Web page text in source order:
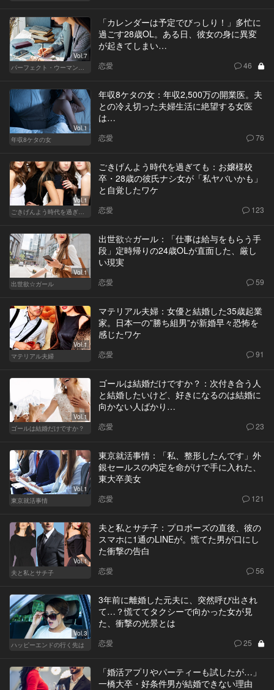
Vol.7
パーフェクト・ウーマン～都心5区の女たち～
「カレンダーは予定でびっしり！」多忙に
過ごす28歳OL。ある日、彼女の身に異変
が起きてしまい…
恋愛 46
Vol.1
年収8ケタの女
年収8ケタの女：年収2,500万の開業医。夫
との冷え切った夫婦生活に絶望する女医
は…
恋愛 76
Vol.1
ごきげんよう時代を過ぎても
ごきげんよう時代を過ぎても：お嬢様校
卒・28歳の彼氏ナシ女が「私ヤバいかも」
と自覚したワケ
恋愛 123
Vol.1
出世欲☆ガール
出世欲☆ガール：「仕事は給与をもらう手
段」定時帰りの24歳OLが直面した、厳し
い現実
恋愛 59
Vol.1
マテリアル夫婦
マテリアル夫婦：女優と結婚した35歳起業
家。日本一の”勝ち組男”が新婚早々恐怖を
感じたワケ
恋愛 91
Vol.1
ゴールは結婚だけですか？
ゴールは結婚だけですか？：次付き合う人
と結婚したいけど、好きになるのは結婚に
向かない人ばかり…
恋愛 23
Vol.1
東京就活事情
東京就活事情：「私、整形したんです」外
銀セールスの内定を命がけで手に入れた、
東大卒美女
恋愛 121
Vol.1
夫と私とサチ子
夫と私とサチ子：プロポーズの直後、彼の
スマホに1通のLINEが。慌てた男が口にし
た衝撃の告白
恋愛 56
Vol.3
ハッピーエンドの行く先は
3年前に離婚した元夫に、突然呼び出され
て…？慌ててタクシーで向かった女が見
た、衝撃の光景とは
恋愛 25
「婚活アプリやパーティーも試したが…」
一橋大卒・好条件男が結婚できない理由